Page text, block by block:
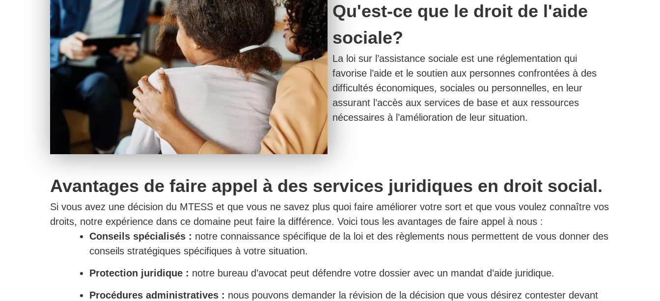
Qu'est-ce que le droit de l'aide
sociale?
La loi sur l’assistance sociale est une réglementation qui
favorise l’aide et le soutien aux personnes confrontées à des
difficultés économiques, sociales ou personnelles, en leur
assurant l’accès aux services de base et aux ressources
nécessaires à l’amélioration de leur situation.
Avantages de faire appel à des services juridiques en droit social.
Si vous avez une décision du MTESS et que vous ne savez plus quoi faire améliorer votre sort et que vous voulez connaître vos
droits, notre expérience dans ce domaine peut faire la différence. Voici tous les avantages de faire appel à nous :
Conseils spécialisés : notre connaissance spécifique de la loi et des règlements nous permettent de vous donner des
conseils stratégiques spécifiques à votre situation.
Protection juridique : notre bureau d’avocat peut défendre votre dossier avec un mandat d’aide juridique.
Procédures administratives : nous pouvons demander la révision de la décision que vous désirez contester devant